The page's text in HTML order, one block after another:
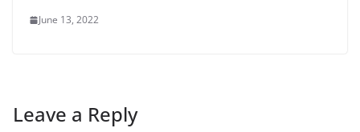
June 13, 2022
Leave a Reply